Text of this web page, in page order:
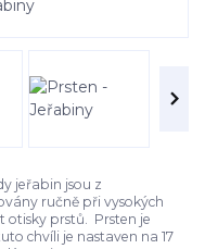
jeřabin jsou z
ručně při vysokých
otisky prstů. Prsten je
chvíli je nastaven na 17